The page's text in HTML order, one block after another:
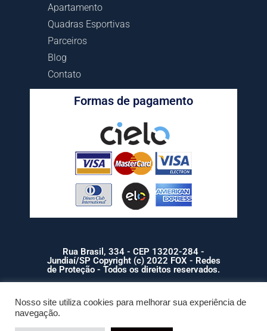
Apartamento
Quadras Esportivas
Parceiros
Blog
Contato
Formas de pagamento
Rua Brasil, 334 - CEP 13202-284 -
Jundiaí/SP Copyright (c) 2022 FOX - Redes
de Proteção - Todos os direitos reservados.
Nosso site utiliza cookies para melhorar sua experiência de
navegação.